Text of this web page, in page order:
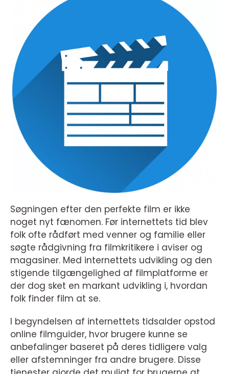
Søgningen efter den perfekte film er ikke
noget nyt fænomen. Før internettets tid blev
folk ofte rådført med venner og familie eller
søgte rådgivning fra filmkritikere i aviser og
magasiner. Med internettets udvikling og den
stigende tilgængelighed af filmplatforme er
der dog sket en markant udvikling i, hvordan
folk finder film at se.
I begyndelsen af internettets tidsalder opstod
online filmguider, hvor brugere kunne se
anbefalinger baseret på deres tidligere valg
eller afstemninger fra andre brugere. Disse